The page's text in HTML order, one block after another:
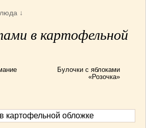
(5)
↓
в картофельной
Булочки с яблоками
«Розочка»